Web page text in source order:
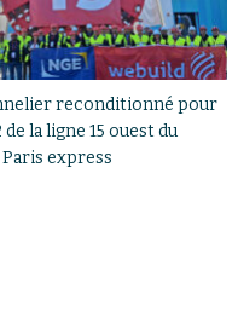
reconditionné pour
la ligne 15 ouest du
express